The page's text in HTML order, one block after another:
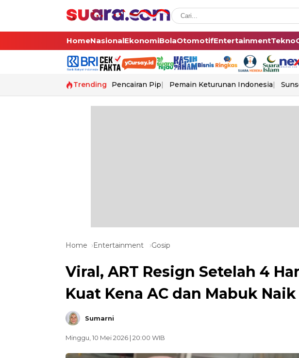
HomeNasionalEkonomiBolaOtomotifEntertainmentTekno
Trending Pencairan Pip Pemain Keturunan Indonesia
Home Entertainment Gosip
Viral, ART Resign Setelah 4
Kuat Kena AC dan Mabuk
Sumarni
Minggu, 10 Mei 2026 | 20:00 WIB